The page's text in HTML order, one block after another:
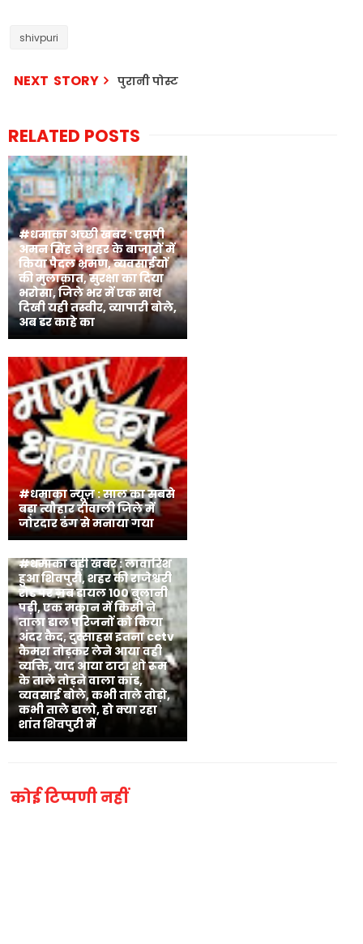
shivpuri
NEXT STORY पुरानी पोस्ट
RELATED POSTS
#धमाका अच्छी खबर : एसपी
अमन सिंह ने शहर के बाजारों में
किया पैदल भ्रमण, व्यवसाईयों
की मुलाक़ात, सुरक्षा का दिया
भरोसा, जिले भर में एक साथ
दिखी यही तस्वीर, व्यापारी बोले,
अब डर काहे का
#धमाका न्यूज़ : साल का सबसे
बड़ा त्यौहार दीवाली जिले में
जोरदार ढंग से मनाया गया
#धमाका बड़ी खबर : लावारिश
हुआ शिवपुरी, शहर की राजेश्वरी
रोड पर ज़ब डायल 100 बुलानी
पड़ी, एक मकान में किसी ने
ताला डाल परिजनों को किया
अंदर कैद, दुस्साहस इतना cctv
कैमरा तोड़कर लेने आया वही
व्यक्ति, याद आया टाटा शो रूम
के ताले तोड़ने वाला कांड,
व्यवसाई बोले, कभी ताले तोड़ो,
कभी ताले डालो, हो क्या रहा
शांत शिवपुरी में
कोई टिप्पणी नहीं